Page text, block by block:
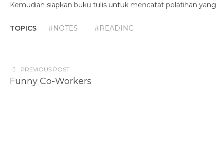
Kemudian siapkan buku tulis untuk mencatat pelatihan yang
TOPICS #NOTES #READING
PREVIOUS POST
Funny Co-Workers